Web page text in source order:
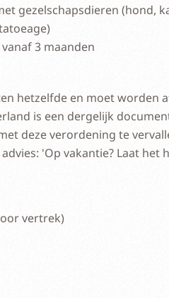
gezelschapsdieren (hond,
3 maanden
hetzelfde en moet
is een dergelijk
deze verordening te
'Op vakantie? Laat
vertrek)